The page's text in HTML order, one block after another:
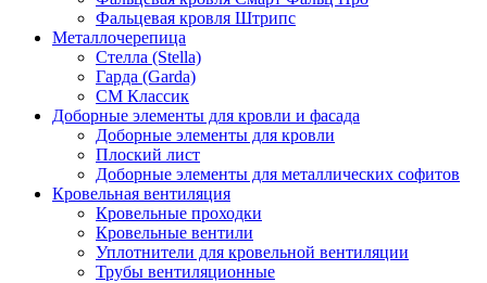
Фальцевая кровля Штрипс
Металлочерепица
Стелла (Stella)
Гарда (Garda)
СМ Классик
Доборные элементы для кровли и фасада
Доборные элементы для кровли
Плоский лист
Доборные элементы для металлических софитов
Кровельная вентиляция
Кровельные проходки
Кровельные вентили
Уплотнители для кровельной вентиляции
Трубы вентиляционные